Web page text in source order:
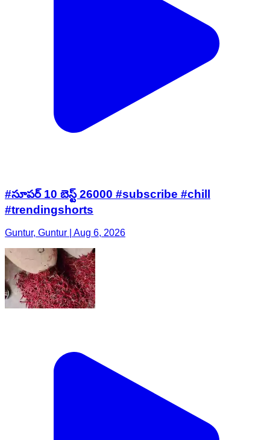
#సూపర్ 10 బెస్ట్ 26000 #subscribe #chill
#trendingshorts
Guntur, Guntur | Aug 6, 2026